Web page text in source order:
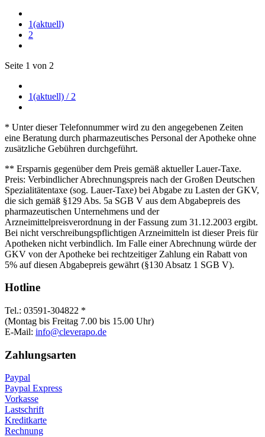
1(aktuell)
2
Seite 1 von 2
1(aktuell) / 2
* Unter dieser Telefonnummer wird zu den angegebenen Zeiten
eine Beratung durch pharmazeutisches Personal der Apotheke ohne
zusätzliche Gebühren durchgeführt.
** Ersparnis gegenüber dem Preis gemäß aktueller Lauer-Taxe.
Preis: Verbindlicher Abrechnungspreis nach der Großen Deutschen
Spezialitätentaxe (sog. Lauer-Taxe) bei Abgabe zu Lasten der GKV,
die sich gemäß §129 Abs. 5a SGB V aus dem Abgabepreis des
pharmazeutischen Unternehmens und der
Arzneimittelpreisverordnung in der Fassung zum 31.12.2003 ergibt.
Bei nicht verschreibungspflichtigen Arzneimitteln ist dieser Preis für
Apotheken nicht verbindlich. Im Falle einer Abrechnung würde der
GKV von der Apotheke bei rechtzeitiger Zahlung ein Rabatt von
5% auf diesen Abgabepreis gewährt (§130 Absatz 1 SGB V).
Hotline
Tel.: 03591-304822 *
(Montag bis Freitag 7.00 bis 15.00 Uhr)
E-Mail: info@cleverapo.de
Zahlungsarten
Paypal
Paypal Express
Vorkasse
Lastschrift
Kreditkarte
Rechnung